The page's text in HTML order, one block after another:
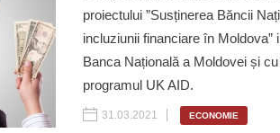
proiectului ”Susținerea Băncii
incluziunii financiare în
Banca Națională a Moldovei și
programul UK AID.
31.03.2021 ECONOMIE